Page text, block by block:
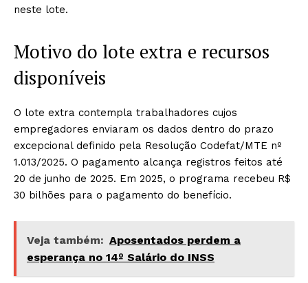
neste lote.
Motivo do lote extra e recursos
disponíveis
O lote extra contempla trabalhadores cujos
empregadores enviaram os dados dentro do prazo
excepcional definido pela Resolução Codefat/MTE nº
1.013/2025. O pagamento alcança registros feitos até
20 de junho de 2025. Em 2025, o programa recebeu R$
30 bilhões para o pagamento do benefício.
Veja também: Aposentados perdem a
esperança no 14º Salário do INSS